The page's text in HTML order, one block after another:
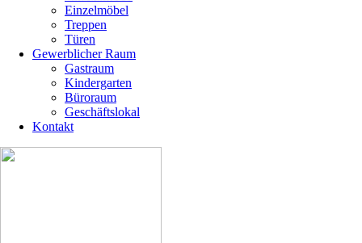
Einzelmöbel
Treppen
Türen
Gewerblicher Raum
Gastraum
Kindergarten
Büroraum
Geschäftslokal
Kontakt